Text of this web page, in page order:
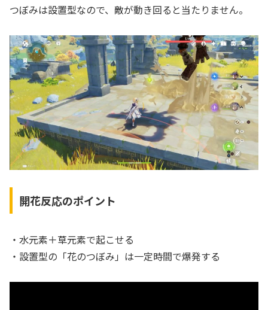
つぼみは設置型なので、敵が動き回ると当たりません。
開花反応のポイント
・水元素＋草元素で起こせる
・設置型の「花のつぼみ」は一定時間で爆発する